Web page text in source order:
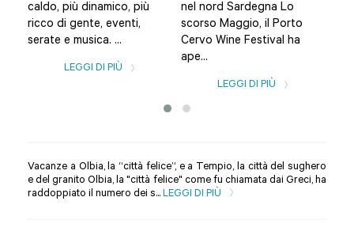
caldo, più dinamico, più
ricco di gente, eventi,
serate e musica. ...
LEGGI DI PIÙ
nel nord Sardegna Lo
scorso Maggio, il Porto
Cervo Wine Festival ha
ape...
LEGGI DI PIÙ
Vacanze a Olbia, la “città felice”, e a Tempio, la città del sughero
e del granito Olbia, la "città felice" come fu chiamata dai Greci, ha
raddoppiato il numero dei s... LEGGI DI PIÙ